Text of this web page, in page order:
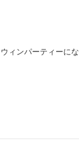
ィンパーティーにな